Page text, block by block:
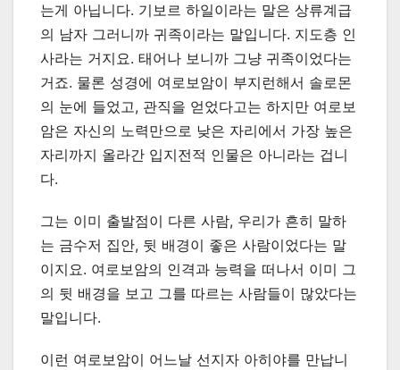
는게 아닙니다. 기보르 하일이라는 말은 상류계급
의 남자 그러니까 귀족이라는 말입니다. 지도층 인
사라는 거지요. 태어나 보니까 그냥 귀족이었다는
거죠. 물론 성경에 여로보암이 부지런해서 솔로몬
의 눈에 들었고, 관직을 얻었다고는 하지만 여로보
암은 자신의 노력만으로 낮은 자리에서 가장 높은
자리까지 올라간 입지전적 인물은 아니라는 겁니
다.
그는 이미 출발점이 다른 사람, 우리가 흔히 말하
는 금수저 집안, 뒷 배경이 좋은 사람이었다는 말
이지요. 여로보암의 인격과 능력을 떠나서 이미 그
의 뒷 배경을 보고 그를 따르는 사람들이 많았다는
말입니다.
이런 여로보암이 어느날 선지자 아히야를 만납니